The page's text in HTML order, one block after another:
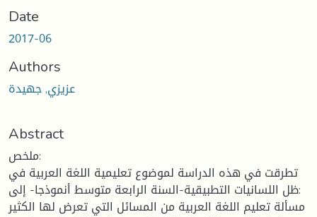
Date
2017-06
Authors
عزيزي, جهيدة
Abstract
ملخص:
تطرقت في هذه الدراسة لموضوع تعليمية اللغة العربية في
ظل اللسانيات التطبيقية-السنة الرابعة متوسط أنموذجا- إلى:
مسألة تعليم اللغة العربية من المسائل التي تعرض لها الكثير